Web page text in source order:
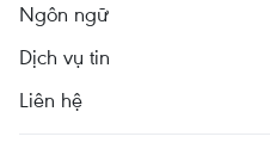
Ngôn ngữ
Dịch vụ tin
Liên hệ